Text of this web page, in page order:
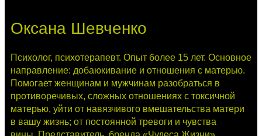
Оксана Шевченко
Психолог, психотерапевт. Опыт более 15 лет. Основное
направление: добаюкивание и отношения с матерью.
Помогает женщинам и мужчинам разобраться в
противоречивых, сложных отношениях с токсичной
матерью, уйти от навязчивого вмешательства матери
в вашу жизнь; от постоянной тревоги и чувства